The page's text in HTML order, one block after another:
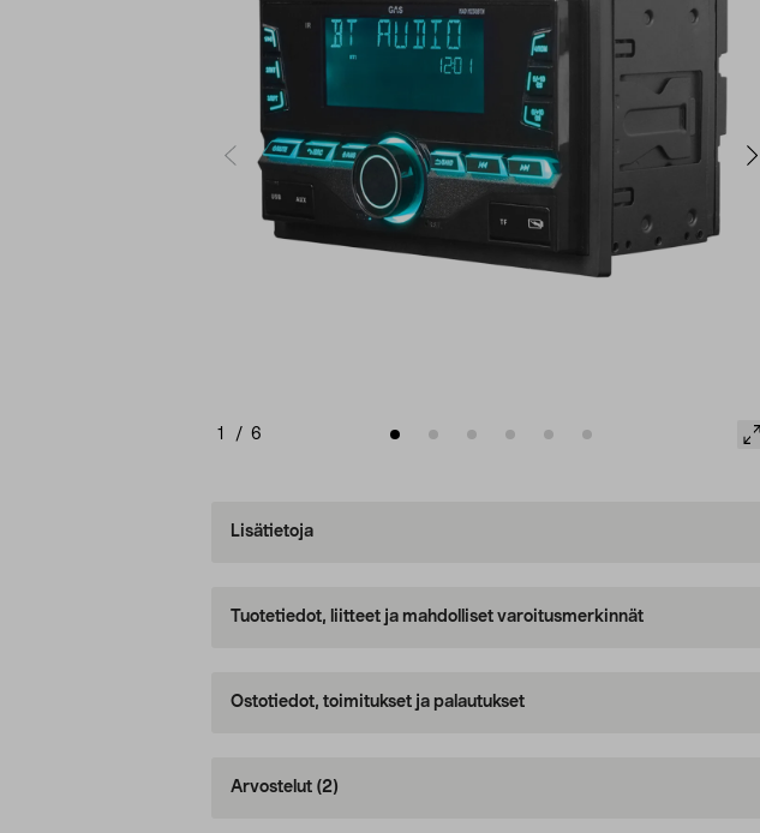
1 / 6
Lisätietoja
Tuotetiedot, liitteet ja mahdolliset varoitusmerkinnät
Ostotiedot, toimitukset ja palautukset
Arvostelut (2)